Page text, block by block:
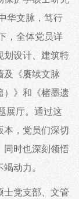
华文脉，笃行
，全体党员详
划设计、建筑特
及《赓续文脉
》和《楮墨遗
展厅。通过这
，党员们深切
同时也深刻领悟
动力。
党支部、文管